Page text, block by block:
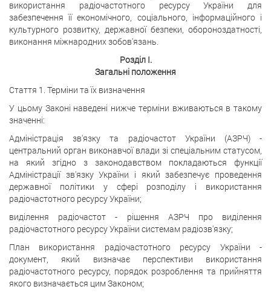
використання радіочастотного ресурсу України для
забезпечення її економічного, соціального, інформаційного і
культурного розвитку, державної безпеки, обороноздатності,
виконання міжнародних зобов'язань.
Розділ I.
Загальні положення
Стаття 1. Терміни та їх визначення
У цьому Законі наведені нижче терміни вживаються в такому
значенні:
Адміністрація зв'язку та радіочастот України (АЗРЧ) -
центральний орган виконавчої влади зі спеціальним статусом,
на який згідно з законодавством покладаються функції
Адміністрації зв'язку України і який забезпечує проведення
державної політики у сфері розподілу і використання
радіочастотного ресурсу України;
виділення радіочастот - рішення АЗРЧ про виділення
радіочастотного ресурсу України системам радіозв'язку;
План використання радіочастотного ресурсу України -
документ, який визначає перспективи використання
радіочастотного ресурсу, порядок розроблення та прийняття
якого визначається цим Законом;